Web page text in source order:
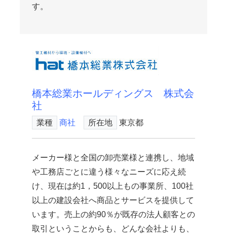
す。
橋本総業ホールディングス 株式会
社
業種 商社 所在地 東京都
メーカー様と全国の卸売業様と連携し、地域
や工務店ごとに違う様々なニーズに応え続
け、現在は約1，500以上もの事業所、100社
以上の建設会社へ商品とサービスを提供して
います。売上の約90％が既存の法人顧客との
取引ということからも、どんな会社よりも、